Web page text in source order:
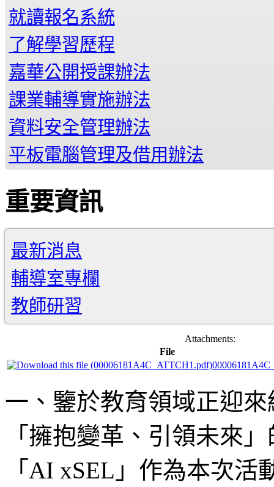
就讀報名系統
了解學習歷程
嘉華公開授課辦法
課業輔導實施辦法
資料安全管理辦法
平板電腦管理及借用辦法
重要資訊
最新消息
輔導室專欄
教師研習
Attachments:
File
一、鑒於教育領域正迎
「擁抱變革、引領未來
「AI xSEL」作為本次